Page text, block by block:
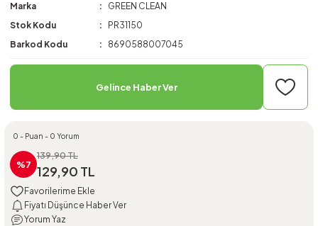
Marka
GREEN CLEAN
Stok Kodu
PR31150
Barkod Kodu
8690588007045
Gelince Haber Ver
0 - Puan - 0 Yorum
%7
139,90 TL
129,90 TL
Fiyatı Düşünce Haber Ver
Yorum Yaz